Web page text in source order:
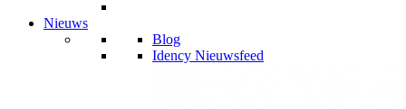
Nieuws
Blog
Idency Nieuwsfeed